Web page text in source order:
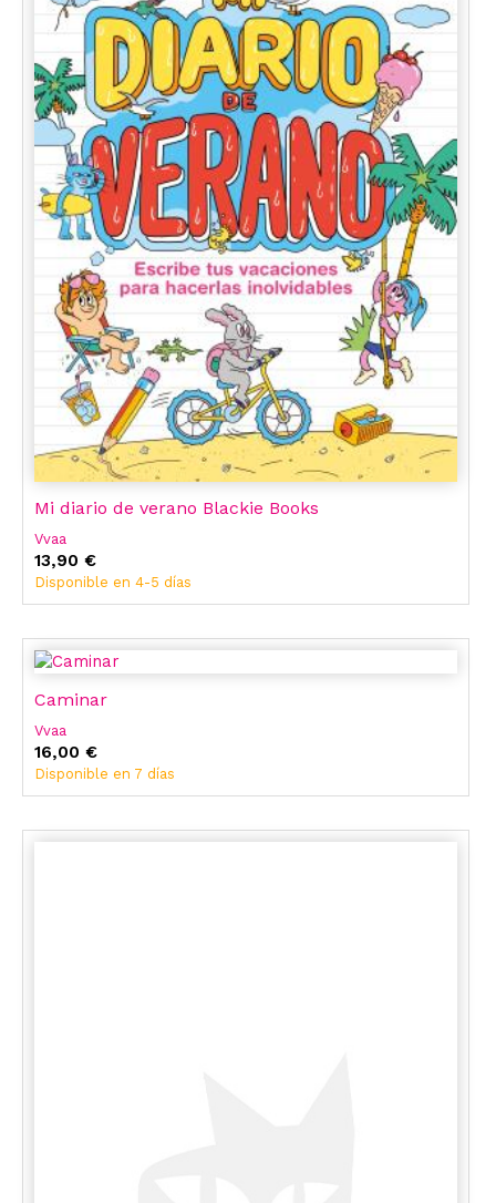
Mi diario de verano Blackie Books
Vvaa
13,90 €
Disponible en 4-5 días
Caminar
Vvaa
16,00 €
Disponible en 7 días